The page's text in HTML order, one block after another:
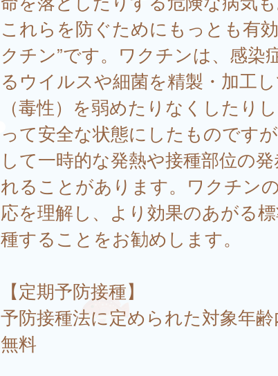
これらを防ぐためにもっとも有
クチン”です。ワクチンは、感染
るウイルスや細菌を精製・加工
（毒性）を弱めたりなくしたり
って安全な状態にしたものです
して一時的な発熱や接種部位の
れることがあります。ワクチン
応を理解し、より効果のあがる
種することをお勧めします。
【定期予防接種】
予防接種法に定められた対象年
無料